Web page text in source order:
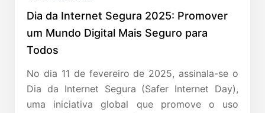
Dia da Internet Segura 2025: Promover
um Mundo Digital Mais Seguro para
Todos
No dia 11 de fevereiro de 2025, assinala-se o
Dia da Internet Segura (Safer Internet Day),
uma iniciativa global que promove o uso